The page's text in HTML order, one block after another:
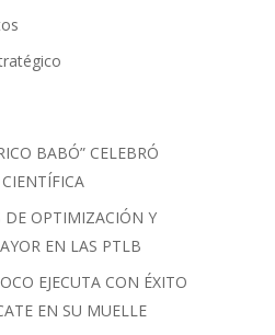
BABÓ” CELEBRÓ
DE OPTIMIZACIÓN Y
EN LAS PTLB
EJECUTA CON ÉXITO
EN SU MUELLE